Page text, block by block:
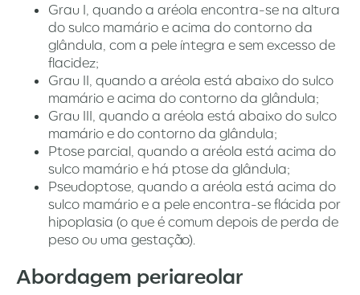
Grau I, quando a aréola encontra-se na altura
do sulco mamário e acima do contorno da
glândula, com a pele íntegra e sem excesso de
flacidez;
Grau II, quando a aréola está abaixo do sulco
mamário e acima do contorno da glândula;
Grau III, quando a aréola está abaixo do sulco
mamário e do contorno da glândula;
Ptose parcial, quando a aréola está acima do
sulco mamário e há ptose da glândula;
Pseudoptose, quando a aréola está acima do
sulco mamário e a pele encontra-se flácida por
hipoplasia (o que é comum depois de perda de
peso ou uma gestação).
Abordagem periareolar